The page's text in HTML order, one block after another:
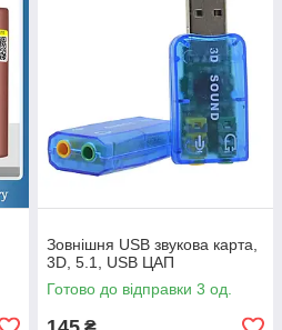
Зовнішня USB звукова карта,
3D, 5.1, USB ЦАП
Готово до відправки 3 од.